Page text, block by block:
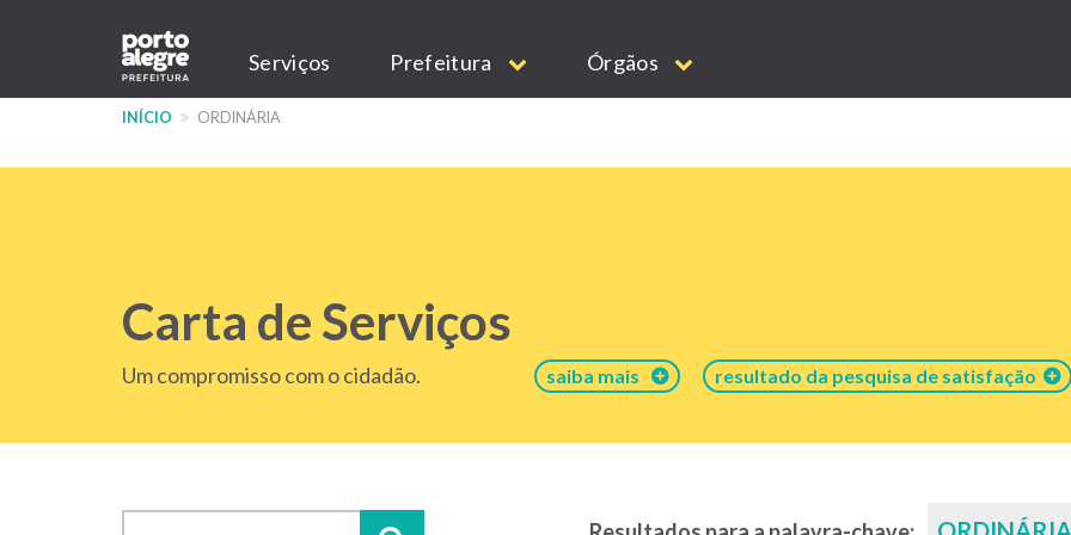
conteúdo
Main
navigation
Serviços Prefeitura Órgãos
INÍCIO ORDINÁRIA
Carta de Serviços
Um compromisso com o cidadão. saiba mais resultado da pesquisa de satisfação